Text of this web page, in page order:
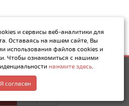
LP156WH3 (TL)(L3),
(HD), TN, 40pin, Slim,
Купить
звонок
в MAX
и сервисы веб-аналитики для
Оставаясь на нашем сайте, Вы
использования файлов cookies и
Чтобы ознакомиться с нашими
нажмите здесь
Я согласен